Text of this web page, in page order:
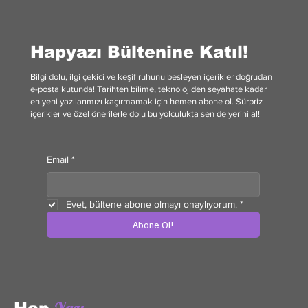
Hapyazı Bültenine Katıl!
Email *
Evet, bültene abone olmayı onaylıyorum. *
Abone Ol!
Bilgi dolu, ilgi çekici ve keşif ruhunu besleyen içerikler doğrudan
e-posta kutunda! Tarihten bilime, teknolojiden seyahate kadar
en yeni yazılarımızı kaçırmamak için hemen abone ol. Sürpriz
içerikler ve özel önerilerle dolu bu yolculukta sen de yerini al!